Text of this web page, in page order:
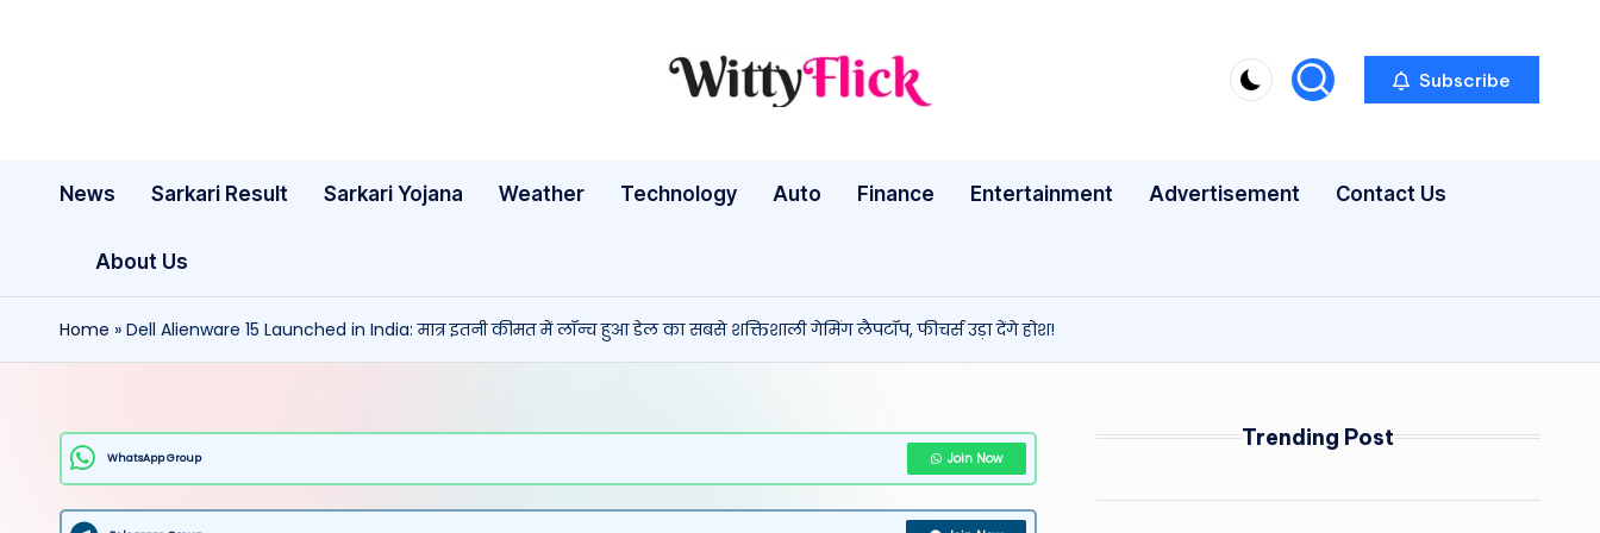
W
ty
ic
k:
te
WittyFlick:
Tech
Around
Subscribe
News Sarkari Result Sarkari Yojana Weather Technology Auto Finance Entertainment Advertisement Contact Us
About Us
Home » Dell Alienware 15 Launched in India: मात्र इतनी कीमत में लॉन्च हुआ डेल का सबसे शक्तिशाली गेमिंग लैपटॉप, फीचर्स उड़ा देंगे होश!
WhatsApp Group Join Now
Trending Post